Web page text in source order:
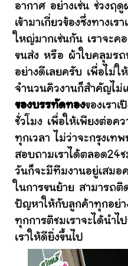
อากาศ อย่างเช่น ช่วงฤ
เข้ามาเกี่ยวข้องซึ่งทางเ
ใหญ่มากเช่นกัน เราจะ
ขนส่ง หรือ ผ้าใบคลุมรถ
อย่างดีเลยครับ เพื่อไม่ใ
จำนวนคิวงานก็สำคัญไ
ของบรรทัดทองของเรา
ชั่วโมง เพื่อให้เพียงต่อค
ทุกเวลา ไม่ว่าจะกรุงเท
สอบถามเราได้ตลอด24
วันก็จะมีทีมงานอยู่เสม
ในการขนย้าย สามารถติ
ปัญหาให้กับลูกค้าทุกอย่า
ทุกการติชมเราจะได้นำไ
เราให้ดียิ่งขึ้นไป